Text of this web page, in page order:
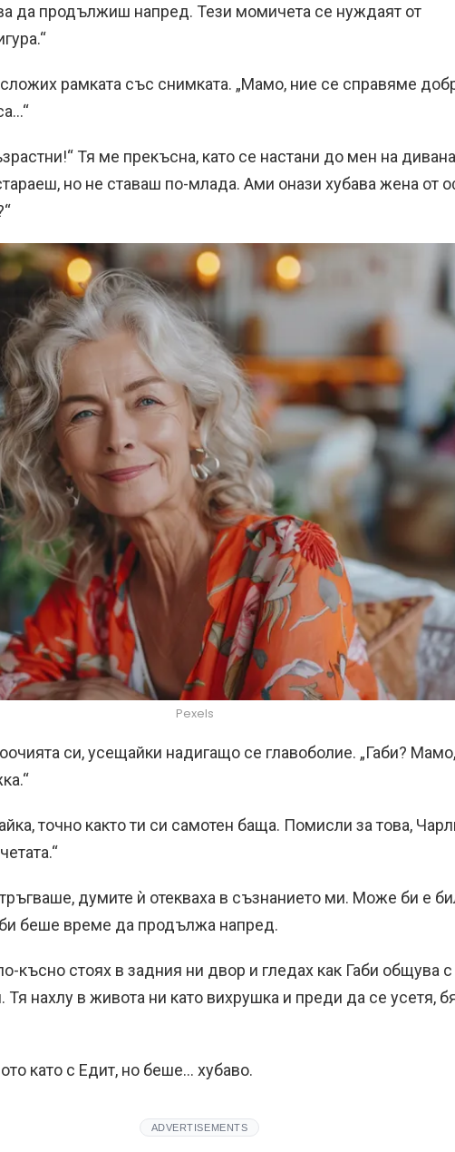
да продължиш напред. Тези момичета се нуждаят от
рамката със снимката. „Мамо, ние се справяме
Тя ме прекъсна, като се настани до мен на
но не ставаш по-млада. Ами онази хубава жена от
Pexels
си, усещайки надигащо се главоболие. „Габи?
точно както ти си самотен баща. Помисли за това,
думите ѝ отекваха в съзнанието ми. Може би е
беше време да продължа напред.
късно стоях в задния ни двор и гледах как Габи общува с
нахлу в живота ни като вихрушка и преди да се усетя,
като с Едит, но беше… хубаво.
ADVERTISEMENTS